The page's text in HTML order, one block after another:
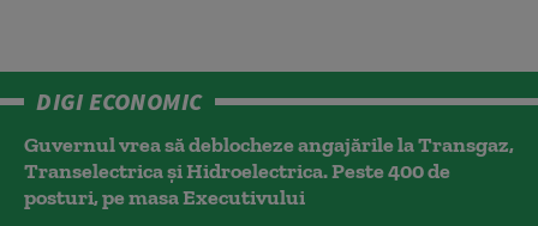
DIGI ECONOMIC
Guvernul vrea să deblocheze angajările la Transgaz,
Transelectrica și Hidroelectrica. Peste 400 de
posturi, pe masa Executivului